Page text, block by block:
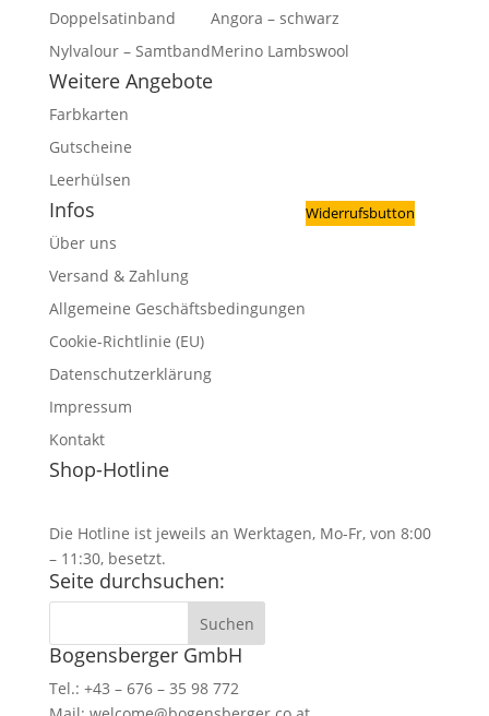
Doppelsatinband
Nylvalour – Samtband
Angora – schwarz
Merino Lambswool
Weitere Angebote
Farbkarten
Gutscheine
Leerhülsen
Infos
Über uns
Versand & Zahlung
Allgemeine Geschäftsbedingungen
Cookie-Richtlinie (EU)
Datenschutzerklärung
Impressum
Kontakt
Widerrufsbutton
Shop-Hotline
Die Hotline ist jeweils an Werktagen, Mo-Fr, von 8:00
– 11:30, besetzt.
Seite durchsuchen:
Bogensberger GmbH
Tel.: +43 – 676 – 35 98 772